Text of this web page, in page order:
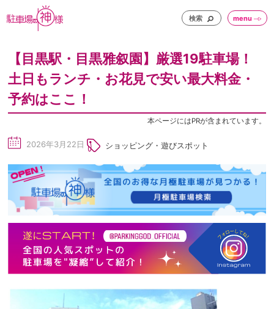
検索 menu
【目黒駅・目黒雅叙園】厳選19駐車場！
土日もランチ・お花見で安い最大料金・
予約はここ！
本ページにはPRが含まれています。
he
du
le
2026年3月22日 ショッピング・遊びスポット